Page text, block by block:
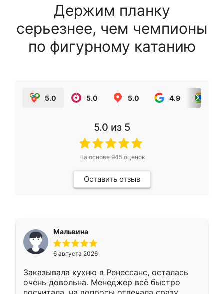
Держим планку
серьезнее, чем чемпионы
по фигурному катанию
5.0 5.0 5.0 4.9
5.0 из 5
На основе 945оценок
Оставить отзыв
Мальвина
6 августа 2026
Заказывала кухню в Ренессанс, осталась
очень довольна. Менеджер всё быстро